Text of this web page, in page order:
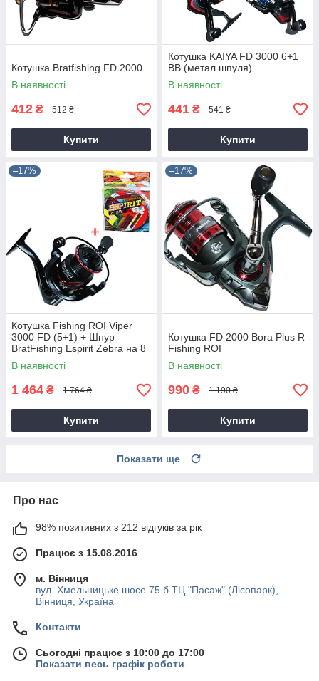
Котушка Bratfishing FD 2000
В наявності
412 ₴ 512 ₴
Купити
Котушка KAIYA FD 3000 6+1
BB (метал шпуля)
В наявності
441 ₴ 541 ₴
Купити
–17%
Котушка Fishing ROI Viper
3000 FD (5+1) + Шнур
BratFishing Espirit Zebra на 8
ниток
В наявності
1 464 ₴ 1 764 ₴
Купити
–17%
Котушка FD 2000 Bora Plus R
Fishing ROI
В наявності
990 ₴ 1 190 ₴
Купити
Показати ще
Про нас
98% позитивних з 212 відгуків за рік
Працює з 15.08.2016
м. Вінниця
вул. Хмельницьке шосе 75 б ТЦ "Пасаж" (Лісопарк),
Вінниця, Україна
Контакти
Сьогодні працює з 10:00 до 17:00
Показати весь графік роботи